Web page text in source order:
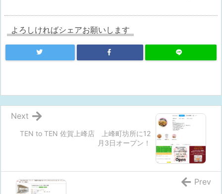
よろしければシェアお願いします
TEN to TEN 佐賀上峰店 上峰町坊所に12
月3日オープン！
Next
Prev